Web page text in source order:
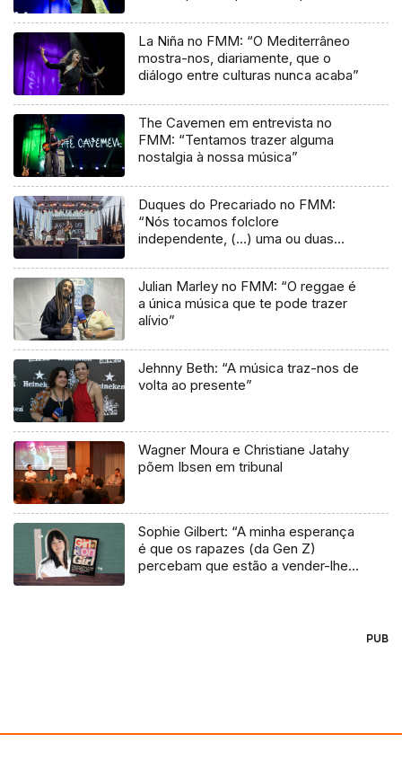
La Niña no FMM: “O Mediterrâneo
mostra-nos, diariamente, que o
diálogo entre culturas nunca acaba”
The Cavemen em entrevista no
FMM: “Tentamos trazer alguma
nostalgia à nossa música”
Duques do Precariado no FMM:
“Nós tocamos folclore
independente, (…) uma ou duas
Julian Marley no FMM: “O reggae é
a única música que te pode trazer
alívio”
Jehnny Beth: “A música traz-nos de
volta ao presente”
Wagner Moura e Christiane Jatahy
põem Ibsen em tribunal
Sophie Gilbert: “A minha esperança
é que os rapazes (da Gen Z)
percebam que estão a vender-lhes
PUB